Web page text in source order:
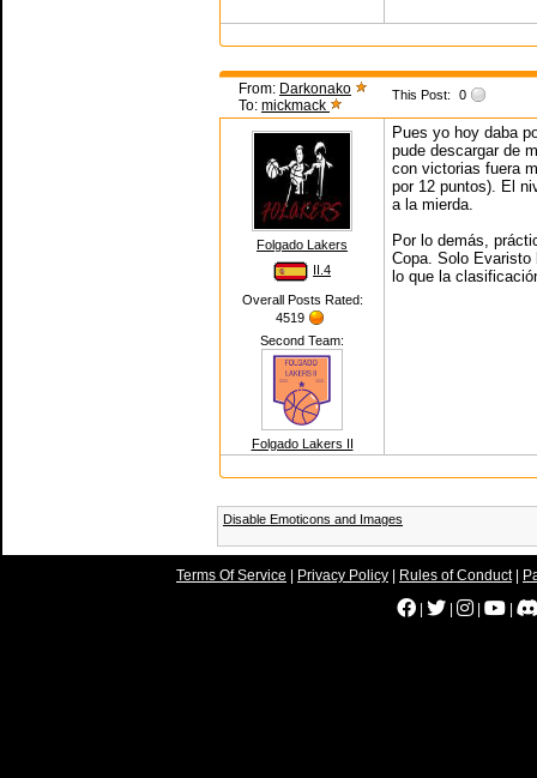
From: Darkonako
To: mickmack
This Post: 0
Folgado Lakers
II.4
Overall Posts Rated:
4519
Second Team:
Folgado Lakers II
Pues yo hoy daba
pude descargar de
con victorias fuera
por 12 puntos). El
a la mierda.
Por lo demás,
Copa. Solo Evaristo
lo que la
Disable Emoticons and Images
Terms Of Service Privacy Policy Rules of Conduct|